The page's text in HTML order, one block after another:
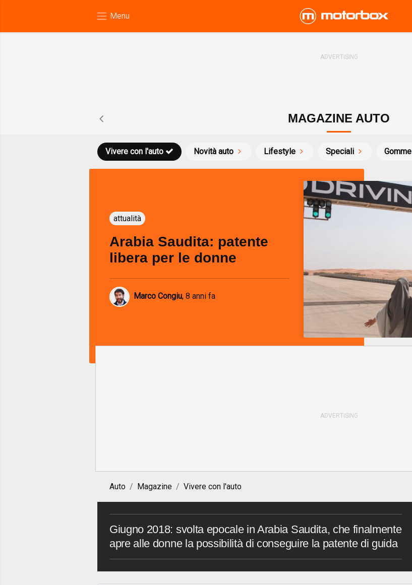
MAGAZINE AUTO
Novità auto
Vivere con l'auto Lifestyle Speciali Gomme
attualità
Arabia Saudita: patente
libera per le donne
Marco Congiu, 8 anni fa
Auto Magazine Vivere con l'auto
Giugno 2018: svolta epocale in Arabia Saudita, che finalmente
apre alle donne la possibilità di conseguire la patente di guida